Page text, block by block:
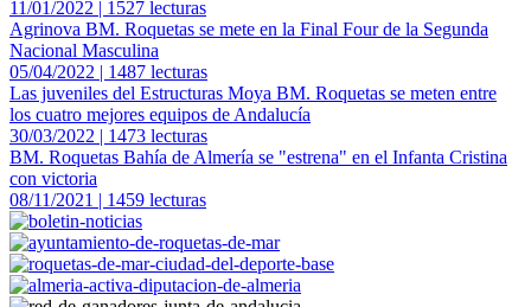
11/01/2022 | 1527 lecturas
Agrinova BM. Roquetas se mete en la Final Four de la Segunda
Nacional Masculina
05/04/2022 | 1487 lecturas
Las juveniles del Estructuras Moya BM. Roquetas se meten entre
los cuatro mejores equipos de Andalucía
30/03/2022 | 1473 lecturas
BM. Roquetas Bahía de Almería se "estrena" en el Infanta Cristina
con victoria
08/11/2021 | 1459 lecturas